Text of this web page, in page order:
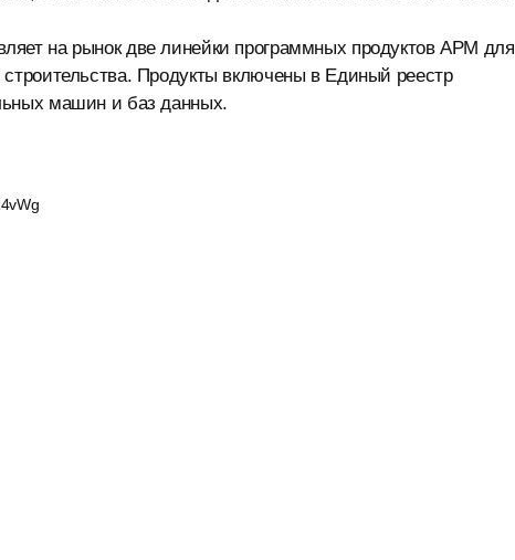
на рынок две линейки программных продуктов APM для
Продукты включены в Единый реестр
машин и баз данных.